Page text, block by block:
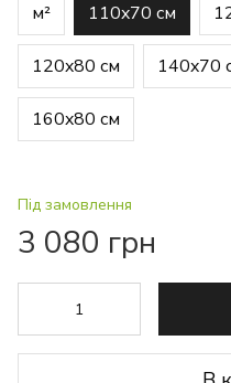
м² 110x70 см
120x80 см 140x70
160x80 см
Під замовлення
3 080 грн